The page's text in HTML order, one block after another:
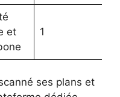
et
1
ses plans et